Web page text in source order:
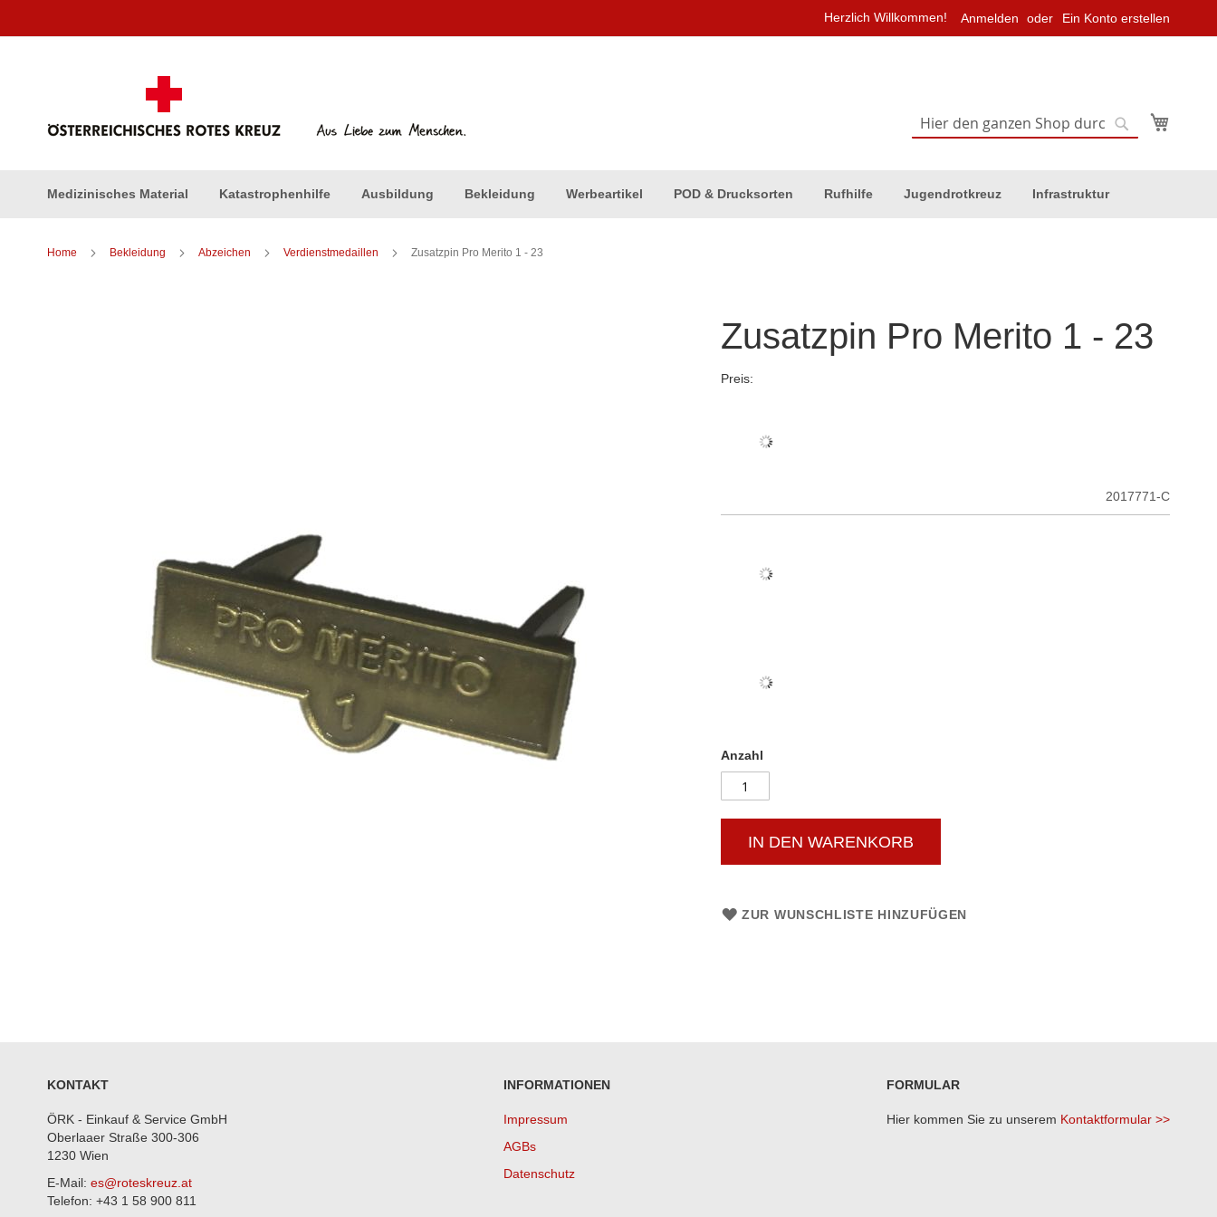
zum
Herzlich Willkommen! Anmelden Ein Konto erstellen
Suche
Medizinisches Material Katastrophenhilfe Ausbildung Bekleidung Werbeartikel POD & Drucksorten Rufhilfe Jugendrotkreuz Infrastruktur
Home Bekleidung Abzeichen Verdienstmedaillen Zusatzpin Pro Merito 1 - 23
Zusatzpin Pro Merito 1 - 23
Preis:
2017771-C
Anzahl
IN DEN WARENKORB
ZUR WUNSCHLISTE HINZUFÜGEN
KONTAKT
ÖRK - Einkauf & Service GmbH
Oberlaaer Straße 300-306
1230 Wien
E-Mail: es@roteskreuz.at
Telefon: +43 1 58 900 811
INFORMATIONEN
Impressum
AGBs
Datenschutz
FORMULAR
Hier kommen Sie zu unserem Kontaktformular >>